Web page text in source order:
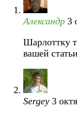
Александр 3
Шарлоттку
вашей
Sergey 3